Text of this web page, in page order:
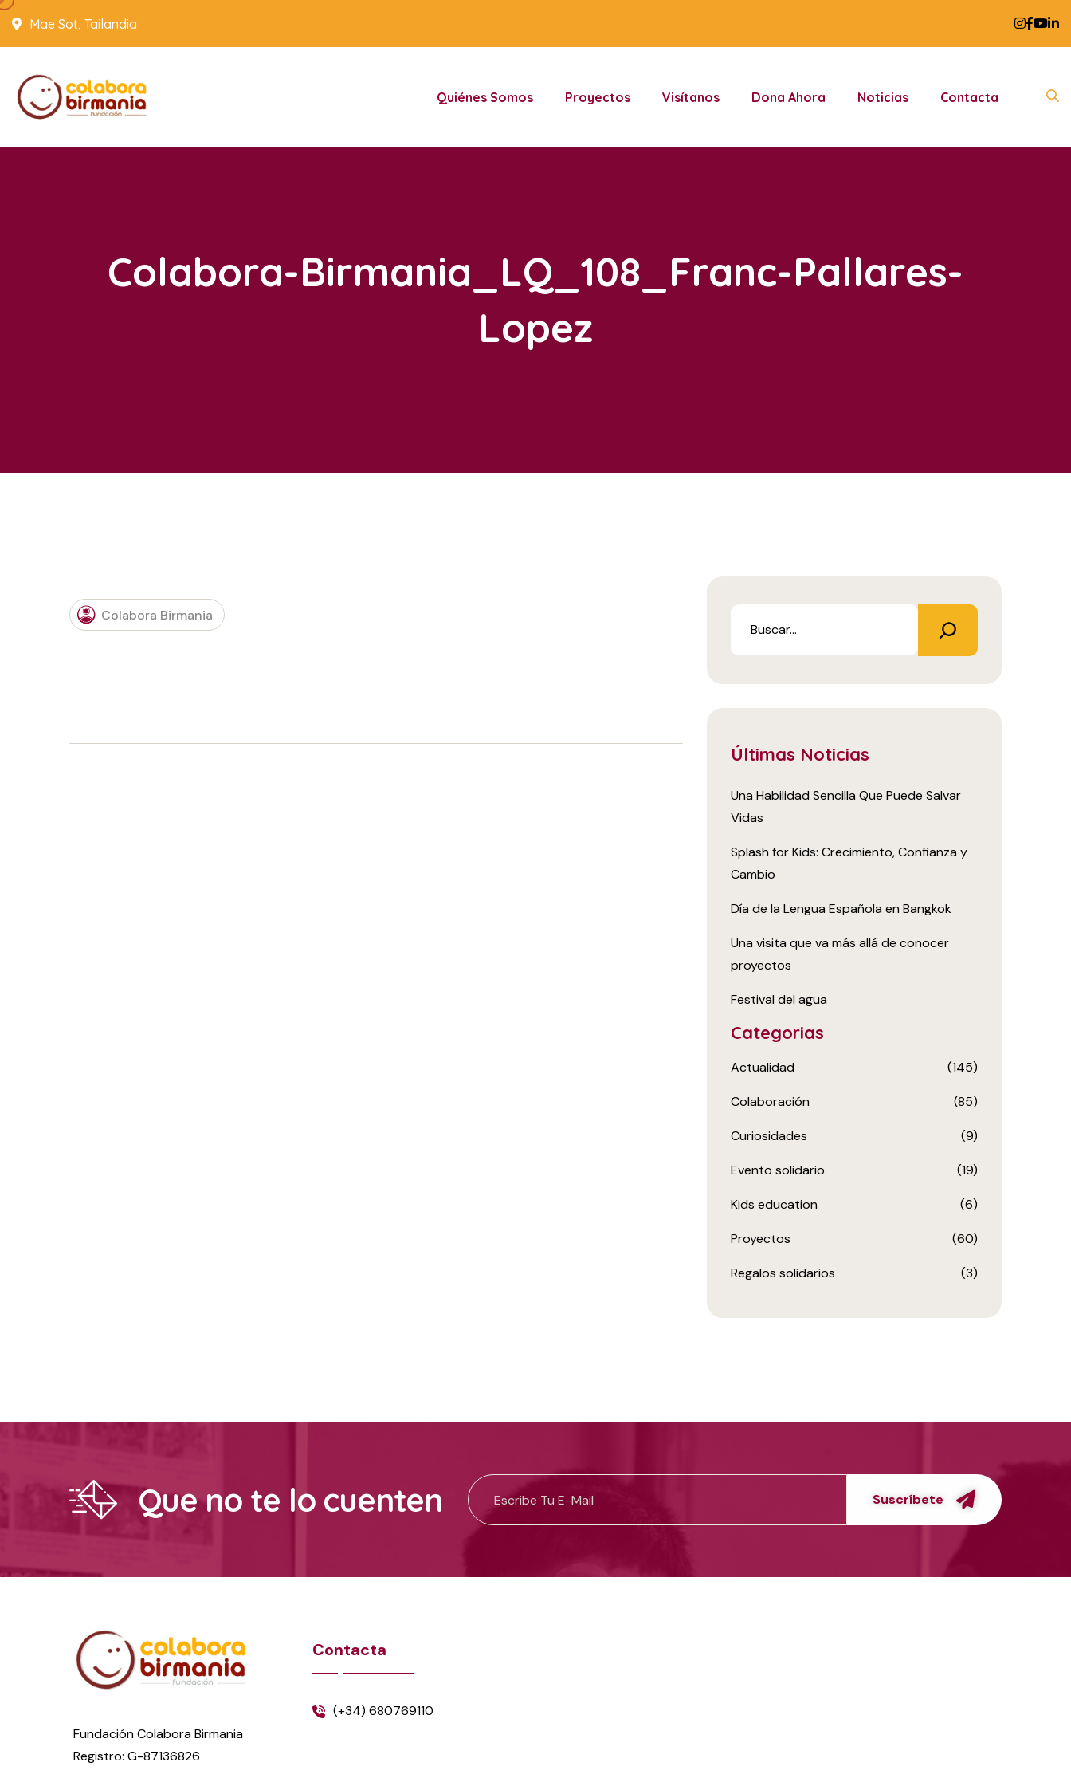
Mae Sot, Tailandia
Quiénes Somos Proyectos Visítanos Dona Ahora Noticias Contacta
Colabora-Birmania_LQ_108_Franc-Pallares-
Lopez
Colabora Birmania
Últimas Noticias
Una Habilidad Sencilla Que Puede Salvar
Vidas
Splash for Kids: Crecimiento, Confianza y
Cambio
Día de la Lengua Española en Bangkok
Una visita que va más allá de conocer
proyectos
Festival del agua
Categorias
Actualidad (145)
Colaboración (85)
Curiosidades (9)
Evento solidario (19)
Kids education (6)
Proyectos (60)
Regalos solidarios (3)
Que no te lo cuenten Suscríbete
Fundación Colabora Birmania
Registro: G-87136826
Contacta
(+34) 680769110